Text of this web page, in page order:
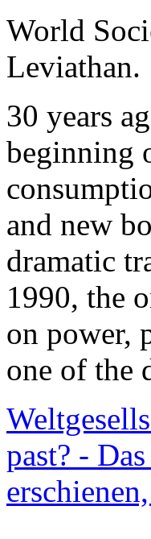
World
Leviathan.
30 years
beginning
and new
dramatic
1990, the
on power,
one of the
past? -